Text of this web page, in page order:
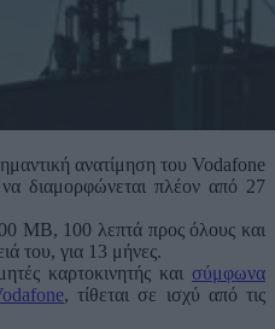
ανατίμηση του Vodafone
διαμορφώνεται πλέον από 27
MB, 100 λεπτά προς όλους και
του, για 13 μήνες.
καρτοκινητής και σύμφωνα
, τίθεται σε ισχύ από τις